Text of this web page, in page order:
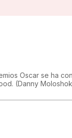
Oscar se ha
(Danny Moloshok